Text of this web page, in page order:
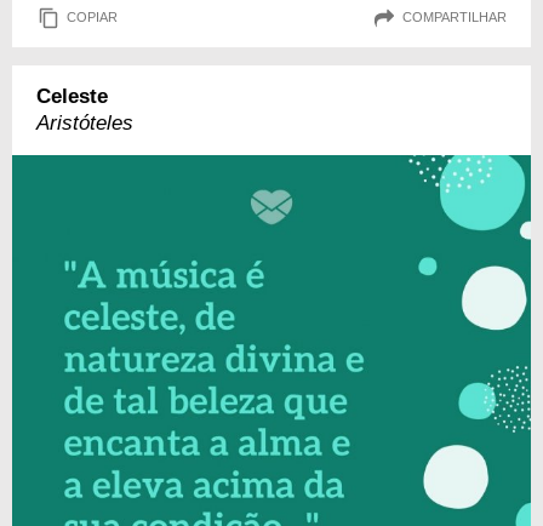
COPIAR COMPARTILHAR
Celeste
Aristóteles